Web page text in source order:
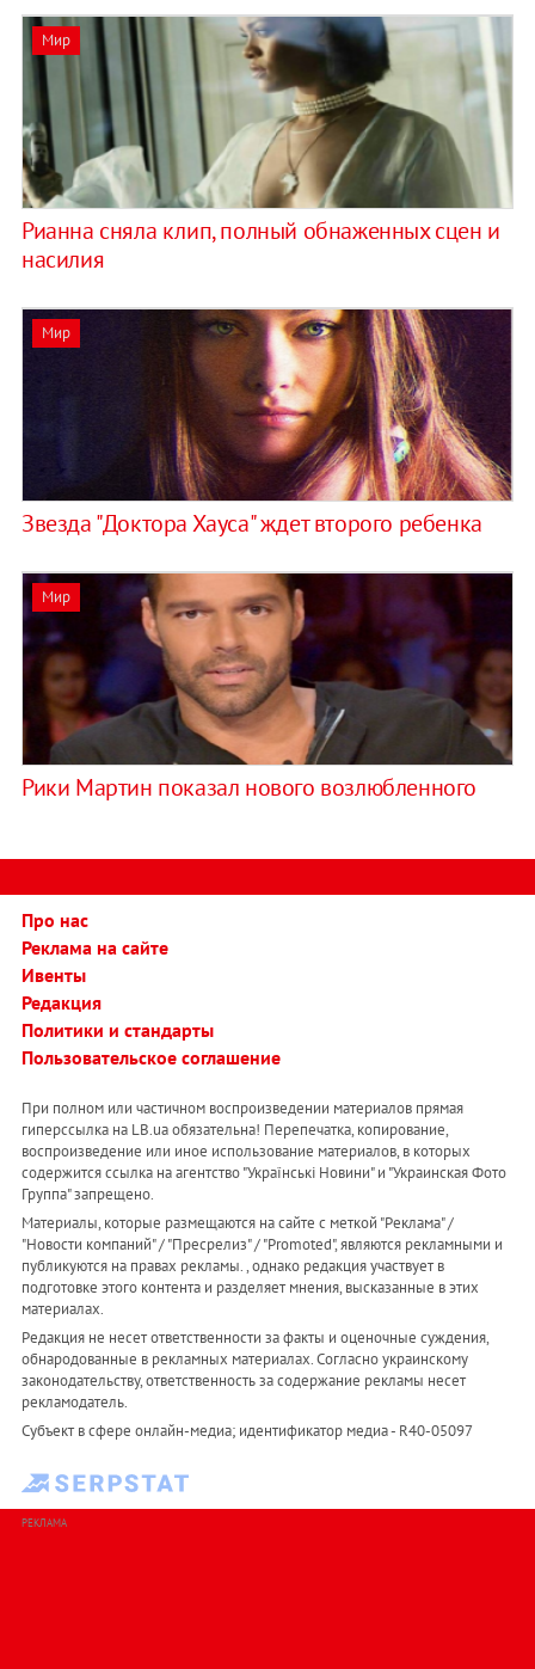
Мир
Рианна сняла клип, полный обнаженных сцен и
насилия
Мир
Звезда "Доктора Хауса" ждет второго ребенка
Мир
Рики Мартин показал нового возлюбленного
Про нас
Реклама на сайте
Ивенты
Редакция
Политики и стандарты
Пользовательское соглашение
При полном или частичном воспроизведении материалов прямая
гиперссылка на LB.ua обязательна! Перепечатка, копирование,
воспроизведение или иное использование материалов, в которых
содержится ссылка на агентство "Українськi Новини" и "Украинская Фото
Группа" запрещено.
Материалы, которые размещаются на сайте с меткой "Реклама" /
"Новости компаний" / "Пресрелиз" / "Promoted", являются рекламными и
публикуются на правах рекламы. , однако редакция участвует в
подготовке этого контента и разделяет мнения, высказанные в этих
материалах.
Редакция не несет ответственности за факты и оценочные суждения,
обнародованные в рекламных материалах. Согласно украинскому
законодательству, ответственность за содержание рекламы несет
рекламодатель.
Субъект в сфере онлайн-медиа; идентификатор медиа - R40-05097
РЕКЛАМА